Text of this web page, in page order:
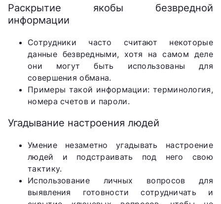
Раскрытие якобы безвредной
информации
Сотрудники часто считают некоторые
данные безвредными, хотя на самом деле
они могут быть использованы для
совершения обмана.
Примеры такой информации: терминология,
номера счетов и пароли.
Угадывание настроения людей
Умение незаметно угадывать настроение
людей и подстраивать под него свою
тактику.
Использование личных вопросов для
выявления готовности сотрудничать и